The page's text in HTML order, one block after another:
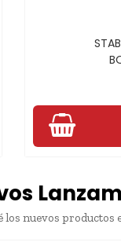
los nuevos productos